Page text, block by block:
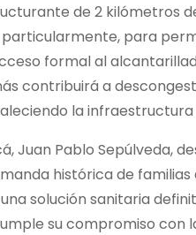
de 2 kilómetros
para
formal al
contribuirá a
la infraestructura
Juan Pablo Sepúlveda,
histórica de familias
solución sanitaria
su compromiso con